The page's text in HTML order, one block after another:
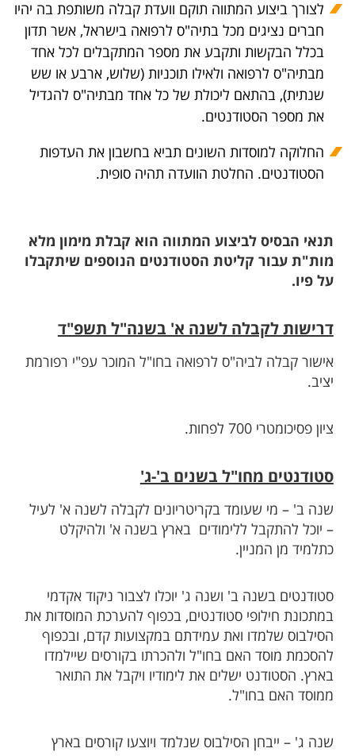
לצורך ביצוע המתווה תוקם וועדת קבלה משותפת בה יהיו
חברים נציגים מכל בתיה"ס לרפואה בישראל, אשר תדון
בכלל הבקשות ותקבע את מספר המתקבלים לכל אחד
מבתיה"ס לרפואה ולאילו תוכניות (שלוש, ארבע או שש
שנתית), בהתאם ליכולת של כל אחד מבתיה"ס להגדיל
את מספר הסטודנטים.
החלוקה למוסדות השונים תביא בחשבון את העדפות
הסטודנטים. החלטת הוועדה תהיה סופית.
תנאי הבסיס לביצוע המתווה הוא קבלת מימון מלא
מות"ת עבור קליטת הסטודנטים הנוספים שיתקבלו
על פיו.
דרישות לקבלה לשנה א' בשנה"ל תשפ"ד
אישור קבלה לביה"ס לרפואה בחו"ל המוכר עפ"י רפורמת
יציב.
ציון פסיכומטרי 700 לפחות.
סטודנטים מחו"ל בשנים ב'-ג'
שנה ב' – מי שעומד בקריטריונים לקבלה לשנה א' לעיל
– יוכל להתקבל ללימודים בארץ בשנה א' ולהיקלט
כתלמיד מן המניין.
סטודנטים בשנה ב' ושנה ג' יוכלו לצבור ניקוד אקדמי
במתכונת חילופי סטודנטים, בכפוף להערכת המוסדות את
הסילבוס שלמדו ואת עמידתם במקצועות קדם, ובכפוף
להסכמת מוסד האם בחו"ל ולהכרתו בקורסים שיילמדו
בארץ. הסטודנט ישלים את לימודיו ויקבל את התואר
ממוסד האם בחו"ל.
שנה ג' – ייבחן הסילבוס שנלמד ויוצעו קורסים בארץ